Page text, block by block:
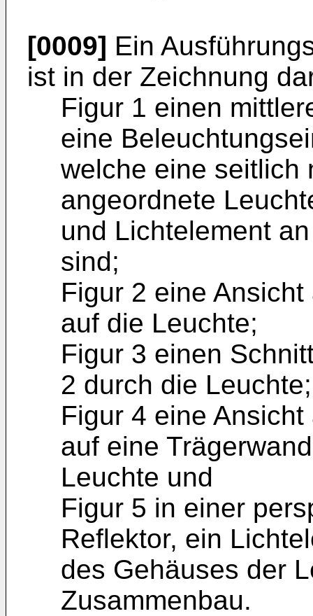
[0009] Ein
ist in der Zeichnung
Figur 1 einen
eine
welche eine seitlich
angeordnete
und Lichtelement
sind;
Figur 2 eine
auf die Leuchte;
Figur 3 einen
2 durch die Leuchte;
Figur 4 eine
auf eine
Leuchte und
Figur 5 in einer
Reflektor, ein
des Gehäuses der
Zusammenbau.